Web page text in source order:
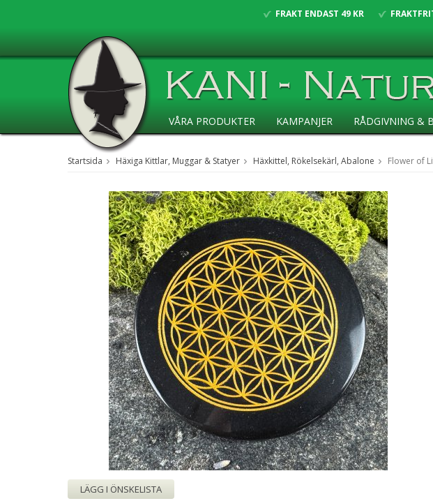
FRAKT ENDAST 49 KR
VÅRA PRODUKTER KAMPANJER RÅDGIVNING &
Startsida Häxiga Kittlar, Muggar & Statyer Häxkittel, Rökelsekärl, Abalone Flower of
LÄGG I ÖNSKELISTA